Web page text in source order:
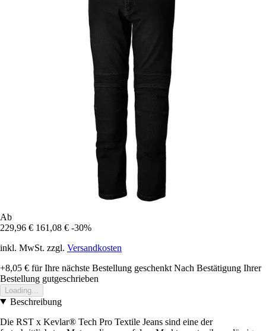
Ab
229,96 € 161,08 € -30%
inkl. MwSt. zzgl. Versandkosten
+8,05 € für Ihre nächste Bestellung geschenkt Nach Bestätigung Ihrer
Bestellung gutgeschrieben
Loading...
Beschreibung
Die RST x Kevlar® Tech Pro Textile Jeans sind eine der